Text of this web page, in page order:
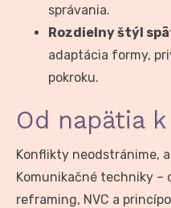
správania.
Rozdielny štýl
adaptácia formy,
pokroku.
Od napätia
Konflikty neodstránime,
Komunikačné techniky –
reframing, NVC a